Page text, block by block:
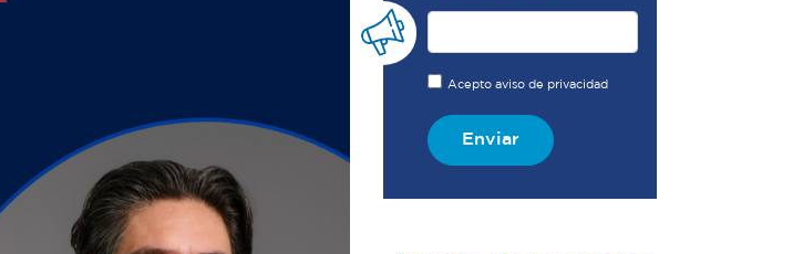
Acepto aviso de privacidad
Enviar